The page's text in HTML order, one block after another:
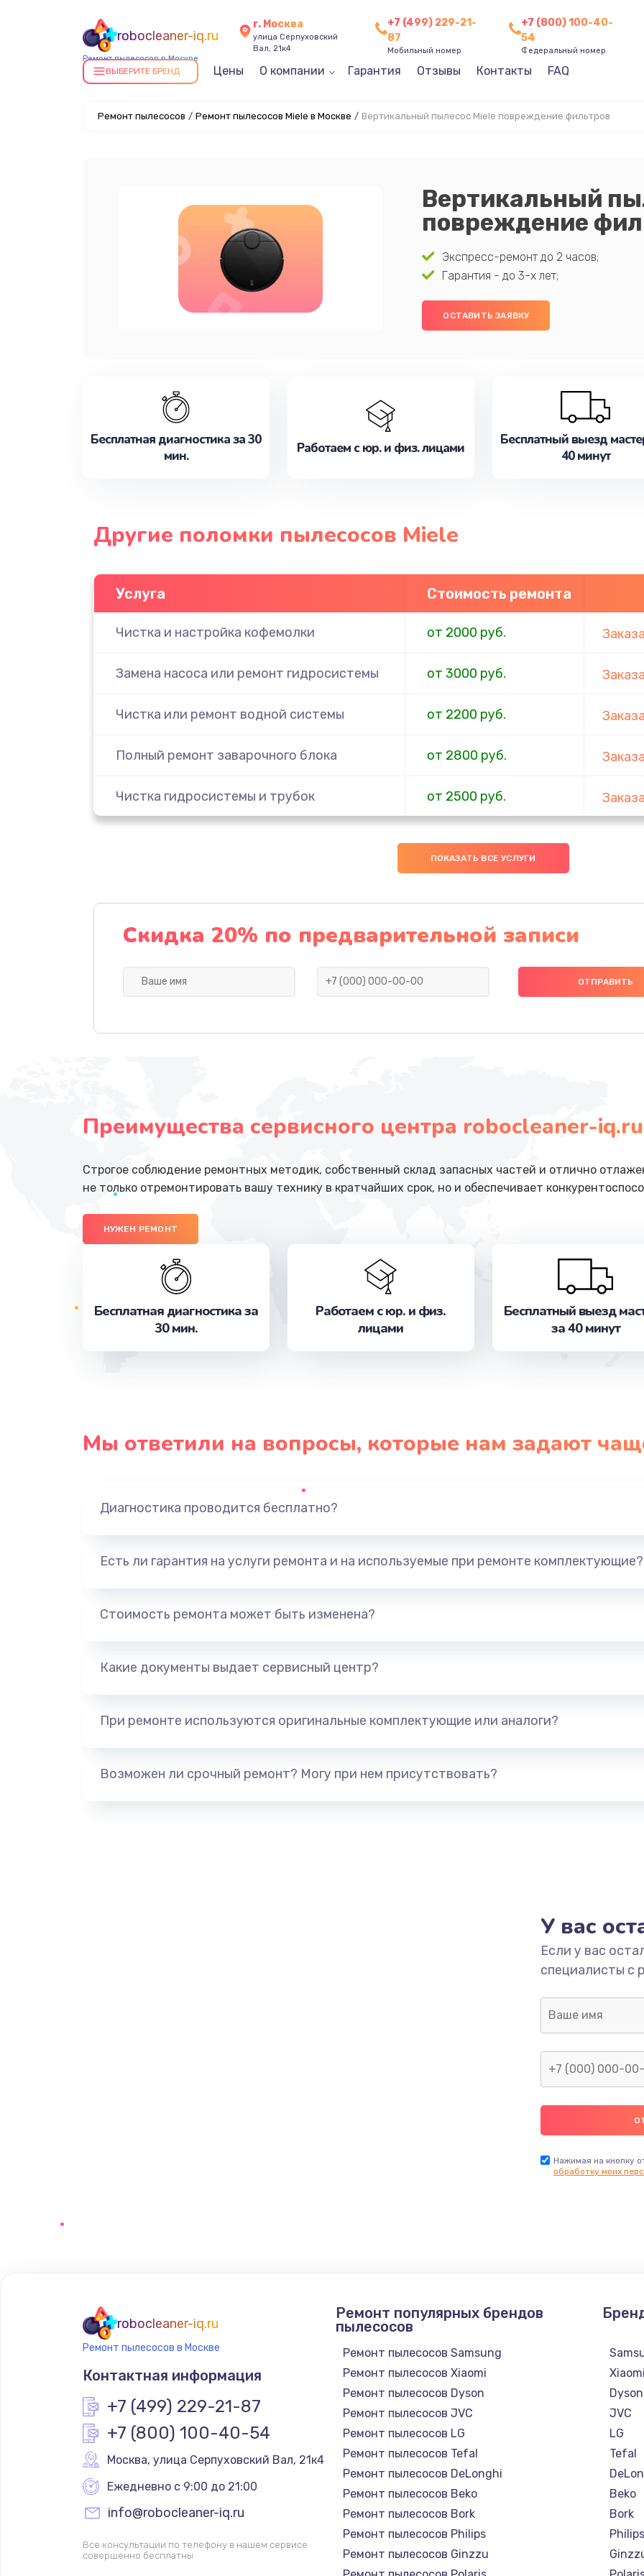
robocleaner-iq.ru
Ремонт пылесосов в Москве
г. Москва
улица Серпуховский
Вал, 21к4
+7 (499) 229-21-
87
Мобильный номер
+7 (800) 100-40-
54
Федеральный номер
ВЫБЕРИТЕ БРЕНД Цены О компании Гарантия Отзывы Контакты FAQ
Ремонт пылесосов / Ремонт пылесосов Miele в Москве / Вертикальный пылесос Miele повреждение фильтров
Вертикальный
повреждение
Экспресс-ремонт до 2 часов;
Гарантия - до 3-х лет;
ОСТАВИТЬ ЗАЯВКУ
Бесплатная диагностика за 30
мин.
Работаем с юр. и физ. лицами
Бесплатный выезд
40 минут
Другие поломки пылесосов Miele
Услуга Стоимость ремонта
Чистка и настройка кофемолки от 2000 руб.
Замена насоса или ремонт гидросистемы от 3000 руб.
Чистка или ремонт водной системы от 2200 руб.
Полный ремонт заварочного блока от 2800 руб.
Чистка гидросистемы и трубок от 2500 руб.
от 1800 руб.
Ремонт или замена кофемолки от 3200 руб.
ПОКАЗАТЬ ВСЕ УСЛУГИ
Скидка 20% по предварительной записи
Преимущества сервисного центра robocleaner-iq.ru
Строгое соблюдение ремонтных методик, собственный склад запасных частей и отлично
не только отремонтировать вашу технику в кратчайших срок, но и обеспечивает
НУЖЕН РЕМОНТ
Бесплатная диагностика за
30 мин.
Работаем с юр. и физ.
лицами
Бесплатный выезд
за 40 минут
Мы ответили на вопросы, которые нам задают
Диагностика проводится бесплатно?
Есть ли гарантия на услуги ремонта и на используемые при ремонте комплектующие?
Стоимость ремонта может быть изменена?
Какие документы выдает сервисный центр?
При ремонте используются оригинальные комплектующие или аналоги?
Возможен ли срочный ремонт? Могу при нем присутствовать?
У вас
Если у вас
специалисты с
Нажимая на кнопку
обработку моих
robocleaner-iq.ru
Ремонт пылесосов в Москве
Контактная информация
+7 (499) 229-21-87
+7 (800) 100-40-54
Москва, улица Серпуховский Вал, 21к4
Ежедневно с 9:00 до 21:00
info@robocleaner-iq.ru
Все консультации по телефону в нашем сервисе
совершенно бесплатны
Ремонт популярных брендов
пылесосов
Ремонт пылесосов Samsung
Ремонт пылесосов Xiaomi
Ремонт пылесосов Dyson
Ремонт пылесосов JVC
Ремонт пылесосов LG
Ремонт пылесосов Tefal
Ремонт пылесосов DeLonghi
Ремонт пылесосов Beko
Ремонт пылесосов Bork
Ремонт пылесосов Philips
Ремонт пылесосов Ginzzu
Xiaomi
Dyson
JVC
LG
Tefal
Beko
Bork
Philips